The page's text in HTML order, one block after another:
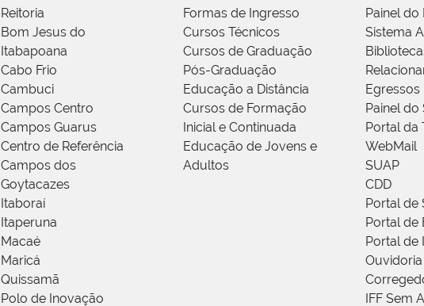
Reitoria
Bom Jesus do
Itabapoana
Cabo Frio
Cambuci
Campos Centro
Campos Guarus
Centro de Referência
Campos dos
Goytacazes
Itaboraí
Itaperuna
Macaé
Maricá
Quissamã
Polo de Inovação
Formas de Ingresso
Cursos Técnicos
Cursos de Graduação
Pós-Graduação
Educação a Distância
Cursos de Formação
Inicial e Continuada
Educação de Jovens e
Adultos
Painel do
Sistema
Egressos
Painel do
Portal da
WebMail
SUAP
CDD
Portal de
Portal de
Portal de
Ouvidoria
IFF Sem